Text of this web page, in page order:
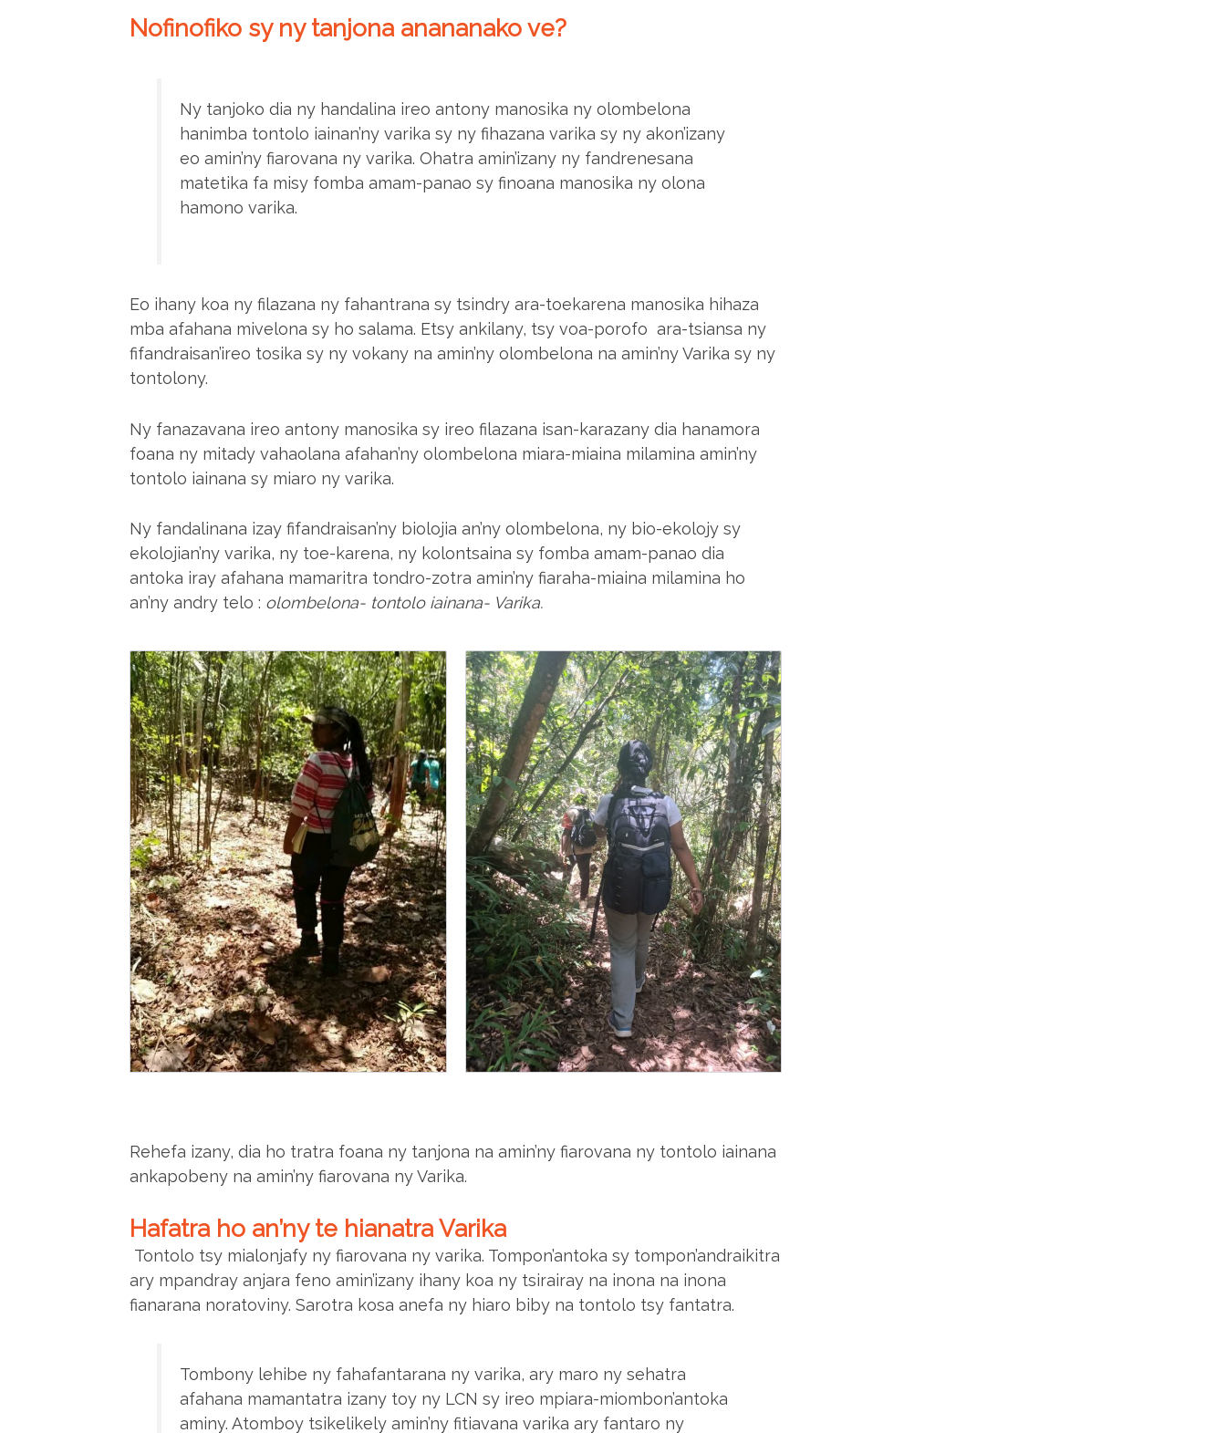
Nofinofiko sy ny tanjona anananako ve?
Ny tanjoko dia ny handalina ireo antony manosika ny olombelona
hanimba tontolo iainan’ny varika sy ny fihazana varika sy ny akon’izany
eo amin’ny fiarovana ny varika. Ohatra amin’izany ny fandrenesana
matetika fa misy fomba amam-panao sy finoana manosika ny olona
hamono varika.
Eo ihany koa ny filazana ny fahantrana sy tsindry ara-toekarena manosika hihaza
mba afahana mivelona sy ho salama. Etsy ankilany, tsy voa-porofo ara-tsiansa ny
fifandraisan’ireo tosika sy ny vokany na amin’ny olombelona na amin’ny Varika sy ny
tontolony.
Ny fanazavana ireo antony manosika sy ireo filazana isan-karazany dia hanamora
foana ny mitady vahaolana afahan’ny olombelona miara-miaina milamina amin’ny
tontolo iainana sy miaro ny varika.
Ny fandalinana izay fifandraisan’ny biolojia an’ny olombelona, ny bio-ekolojy sy
ekolojian’ny varika, ny toe-karena, ny kolontsaina sy fomba amam-panao dia
antoka iray afahana mamaritra tondro-zotra amin’ny fiaraha-miaina milamina ho
an’ny andry telo : olombelona- tontolo iainana- Varika.
Rehefa izany, dia ho tratra foana ny tanjona na amin’ny fiarovana ny tontolo iainana
ankapobeny na amin’ny fiarovana ny Varika.
Hafatra ho an’ny te hianatra Varika
Tontolo tsy mialonjafy ny fiarovana ny varika. Tompon’antoka sy tompon’andraikitra
ary mpandray anjara feno amin’izany ihany koa ny tsirairay na inona na inona
fianarana noratoviny. Sarotra kosa anefa ny hiaro biby na tontolo tsy fantatra.
Tombony lehibe ny fahafantarana ny varika, ary maro ny sehatra
afahana mamantatra izany toy ny LCN sy ireo mpiara-miombon’antoka
aminy. Atomboy tsikelikely amin’ny fitiavana varika ary fantaro ny